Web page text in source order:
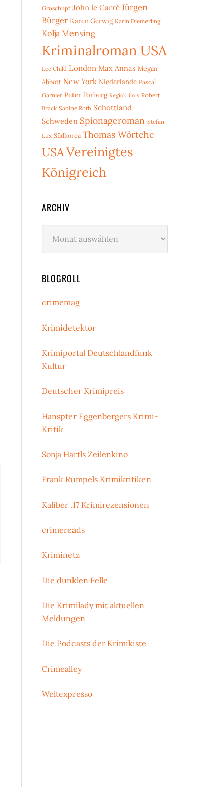
Groschupf John le Carré Jürgen
Bürger Karen Gerwig Karin Diemerling
Kolja Mensing
Kriminalroman USA
Lee Child London Max Annas Megan
Abbott New York Niederlande Pascal
Garnier Peter Torberg Regiokrimis Robert
Brack Sabine Roth Schottland
Schweden Spionageroman Stefan
Lux Südkorea Thomas Wörtche
USAVereinigtes
Königreich
ARCHIV
BLOGROLL
crimemag
Krimidetektor
Krimiportal Deutschlandfunk
Kultur
Deutscher Krimipreis
Hanspter Eggenbergers Krimi-
Kritik
Sonja Hartls Zeilenkino
Frank Rumpels Krimikritiken
Kaliber .17 Krimirezensionen
crimereads
Kriminetz
Die dunklen Felle
Die Krimilady mit aktuellen
Meldungen
Die Podcasts der Krimikiste
Crimealley
Weltexpresso